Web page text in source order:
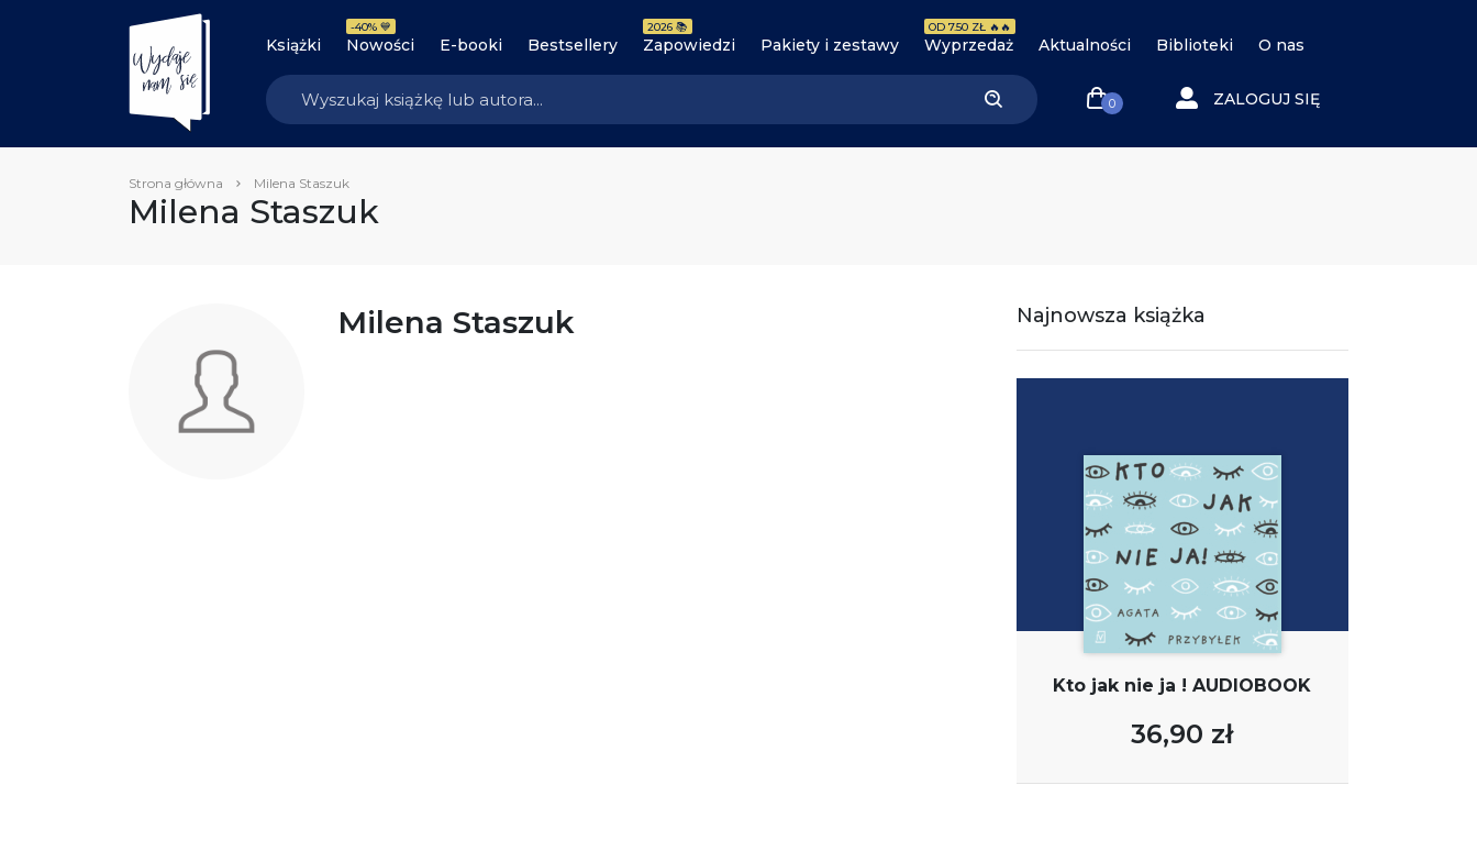
Książki Nowości
-40% 💙
E-booki Bestsellery Zapowiedzi
2026 📚
Pakiety i zestawy Wyprzedaż
OD 7.50 ZŁ 🔥🔥
Aktualności Biblioteki O nas
0 ZALOGUJ SIĘ
Strona główna Milena Staszuk
Milena Staszuk
Milena Staszuk Najnowsza książka
Kto jak nie ja ! AUDIOBOOK
36,90 zł